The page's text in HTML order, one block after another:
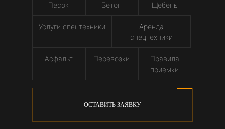
Песок Бетон Щебень
Услуги спецтехники
Аренда
спецтехники
Асфальт Перевозки
Правила
приемки
ОСТАВИТЬ ЗАЯВКУ